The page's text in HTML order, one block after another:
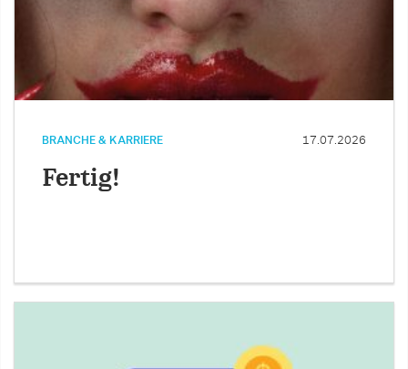
BRANCHE & KARRIERE 17.07.2026
Fertig!